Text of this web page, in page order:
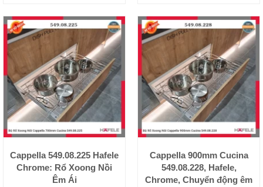
Cappella 549.08.225 Hafele
Chrome: Rổ Xoong Nồi
Êm Ái
Cappella 900mm Cucina
549.08.228, Hafele,
Chrome, Chuyển động êm